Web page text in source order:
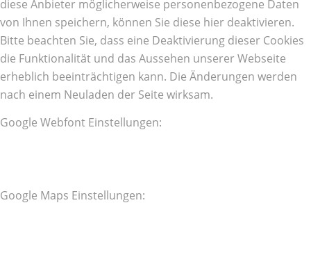
diese Anbieter möglicherweise personenbezogene Daten
von Ihnen speichern, können Sie diese hier deaktivieren.
Bitte beachten Sie, dass eine Deaktivierung dieser Cookies
die Funktionalität und das Aussehen unserer Webseite
erheblich beeinträchtigen kann. Die Änderungen werden
nach einem Neuladen der Seite wirksam.
Google Webfont Einstellungen:
Google Maps Einstellungen: